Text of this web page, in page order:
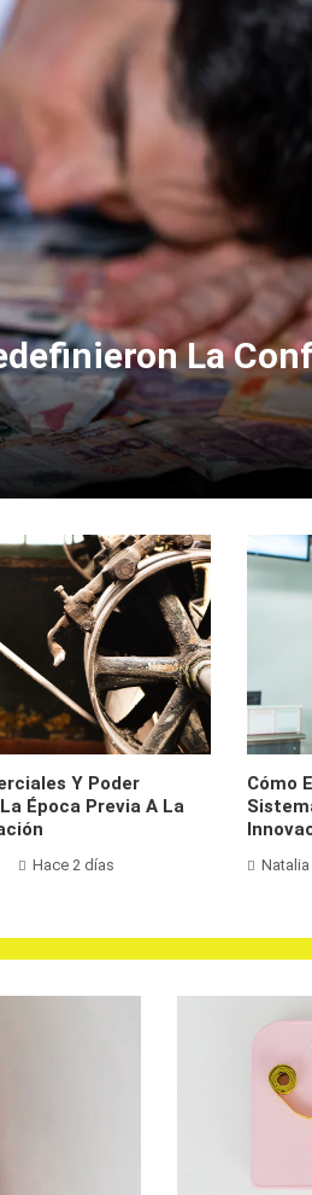
La
Y Poder
Época Previa A La
Hace 2 días
Cómo
Natalia